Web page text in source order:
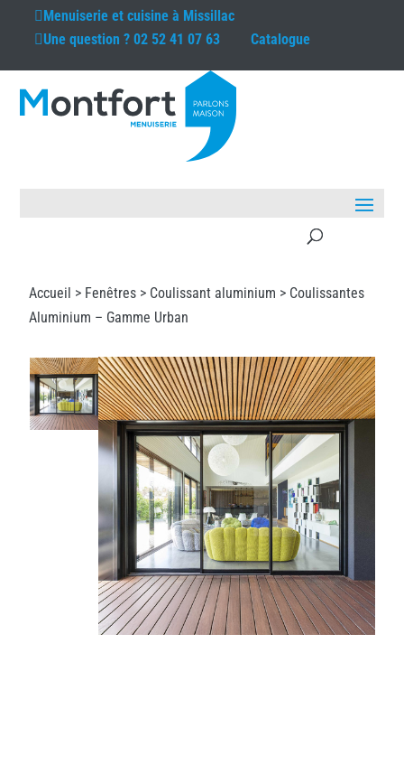
Menuiserie et cuisine à Missillac
Une question ?02 52 41 07 63 Catalogue
Accueil > Fenêtres > Coulissant aluminium > Coulissantes
Aluminium – Gamme Urban